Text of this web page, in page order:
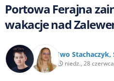
Portowa Ferajna
wakacje nad
Iwo Stachaczyk,
niedz., 28